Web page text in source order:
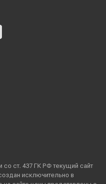
со ст. 437 ГК РФ текущий сайт
исключительно в